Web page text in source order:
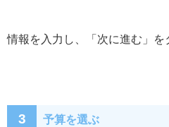
情報を入力し、「次に進む」を
3 予算を選ぶ